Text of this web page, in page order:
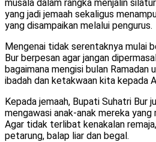
musala dalam rangka menjalin
yang jadi jemaah sekaligus
yang disampaikan melalui pengurus.
Mengenai tidak serentaknya mulai
Bur berpesan agar jangan
bagaimana mengisi bulan Ramadan
ibadah dan ketakwaan kita kepada
Kepada jemaah, Bupati Suhatri Bur
mengawasi anak-anak mereka
Agar tidak terlibat kenakalan
petarung, balap liar dan begal.